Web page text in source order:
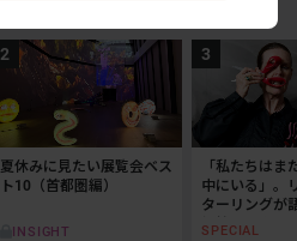
夏休みに見たい展覧会ベス
ト10（首都圏編）
INSIGHT
「私たちはま
中にいる」。
ターリングが
抵抗の50年
SPECIAL